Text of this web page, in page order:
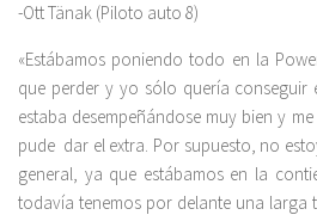
-Ott Tänak (Piloto auto 8)
«Estábamos poniendo todo en la
que perder y yo sólo quería conseguir
estaba desempeñándose muy bien y
pude dar el extra. Por supuesto, no
general, ya que estábamos en la
todavía tenemos por delante una